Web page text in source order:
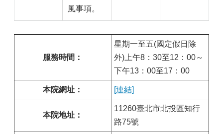
風事項。
服務時間：
星期一至五(國定假日除
外)上午8：30至12：00～
下午13：00至17：00
本院網址： [連結]
本院地址：
11260臺北市北投區知行
路75號